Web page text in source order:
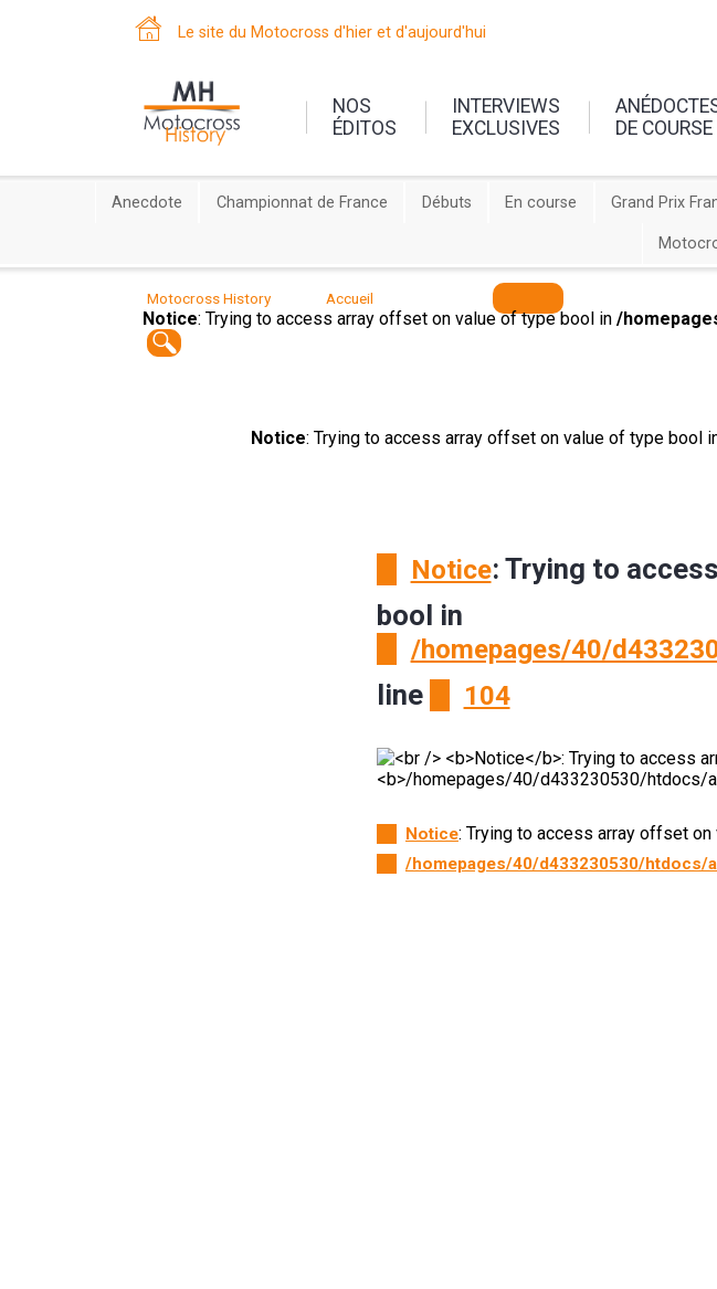
Le site du Motocross d'hier et d'aujourd'hui
NOS
ÉDITOS
INTERVIEWS
EXCLUSIVES
DE COURSE
Anecdote Championnat de France Débuts En course Grand Prix
Motocross History Accueil
Notice: Trying to access array offset on value of type bool in /
Notice: Trying to access array offset on value of type bool
Notice: Trying to
bool in
/homepages/40/
line
104
Notice: Trying to access array offset
/homepages/40/d433230530/htdocs/